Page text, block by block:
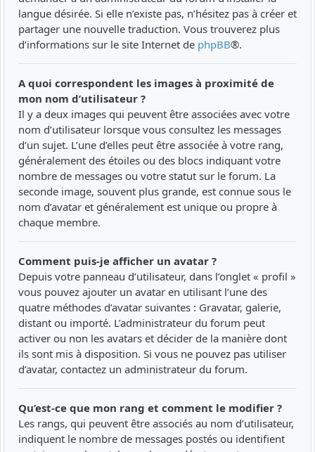
langue désirée. Si elle n’existe pas, n’hésitez pas à créer et
partager une nouvelle traduction. Vous trouverez plus
d’informations sur le site Internet de phpBB®.
A quoi correspondent les images à proximité de
mon nom d’utilisateur ?
Il y a deux images qui peuvent être associées avec votre
nom d’utilisateur lorsque vous consultez les messages
d’un sujet. L’une d’elles peut être associée à votre rang,
généralement des étoiles ou des blocs indiquant votre
nombre de messages ou votre statut sur le forum. La
seconde image, souvent plus grande, est connue sous le
nom d’avatar et généralement est unique ou propre à
chaque membre.
Comment puis-je afficher un avatar ?
Depuis votre panneau d’utilisateur, dans l’onglet « profil »
vous pouvez ajouter un avatar en utilisant l’une des
quatre méthodes d’avatar suivantes : Gravatar, galerie,
distant ou importé. L’administrateur du forum peut
activer ou non les avatars et décider de la manière dont
ils sont mis à disposition. Si vous ne pouvez pas utiliser
d’avatar, contactez un administrateur du forum.
Qu’est-ce que mon rang et comment le modifier ?
Les rangs, qui peuvent être associés au nom d’utilisateur,
indiquent le nombre de messages postés ou identifient